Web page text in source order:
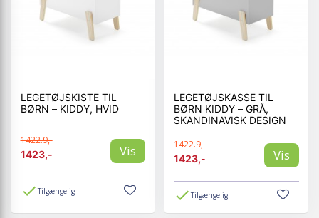
LEGETØJSKISTE TIL
BØRN – KIDDY, HVID
1422.9,-
1423,-
Vis
Tilgængelig
LEGETØJSKASSE TIL
BØRN KIDDY – GRÅ,
SKANDINAVISK DESIGN
1422.9,-
1423,-
Vis
Tilgængelig